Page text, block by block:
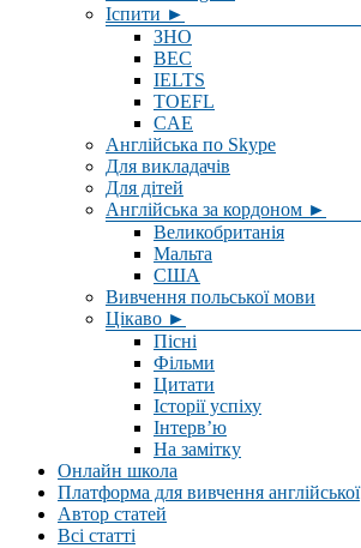
Іспити ►
ЗНО
BEC
IELTS
TOEFL
CAE
Англійська по Skype
Для викладачів
Для дітей
Англійська за кордоном ►
Великобританія
Мальта
США
Вивчення польської мови
Цікаво ►
Пісні
Фільми
Цитати
Історії успіху
Інтерв’ю
На замітку
Онлайн школа
Платформа для вивчення англійської
Автор статей
Всі статті